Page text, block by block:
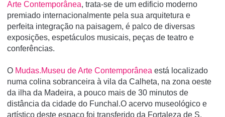
Arte Contemporânea, trata-se de um edificio moderno
premiado internacionalmente pela sua arquitetura e
perfeita integração na paisagem, é palco de diversas
exposições, espetáculos musicais, peças de teatro e
conferências.
O Mudas.Museu de Arte Contemporânea está localizado
numa colina sobranceira à vila da Calheta, na zona oeste
da ilha da Madeira, a pouco mais de 30 minutos de
distância da cidade do Funchal.O acervo museológico e
artístico deste espaço foi transferido da Fortaleza de S.